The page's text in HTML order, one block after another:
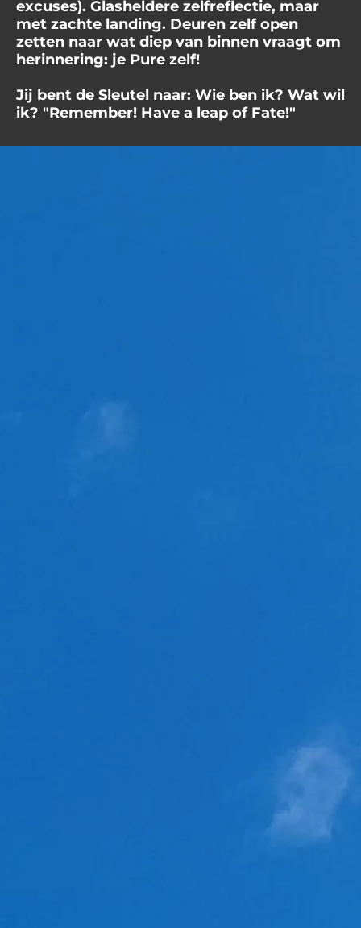
excuses). Glasheldere zelfreflectie, maar
met zachte landing. Deuren zelf open
zetten naar wat diep van binnen vraagt om
herinnering: je Pure zelf!
Jij bent de Sleutel naar: Wie ben ik? Wat wil
ik? "Remember! Have a leap of Fate!"